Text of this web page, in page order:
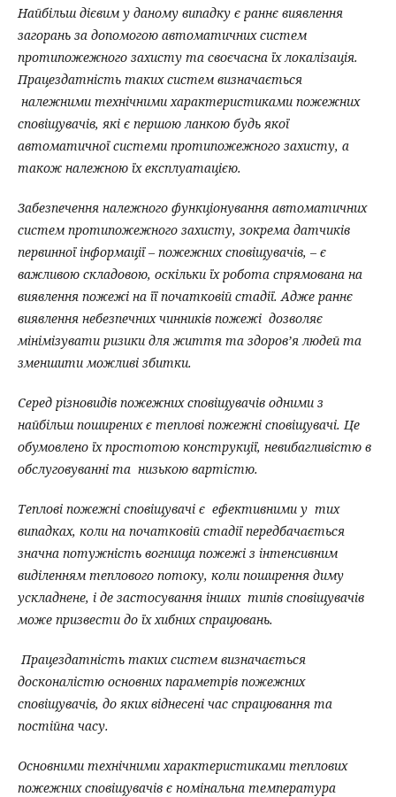
Найбільш дієвим у даному випадку є раннє виявлення
загорань за допомогою автоматичних систем
протипожежного захисту та своєчасна їх локалізація.
Працездатність таких систем визначається
належними технічними характеристиками пожежних
сповіщувачів, які є першою ланкою будь якої
автоматичної системи протипожежного захисту, а
також належною їх експлуатацією.
Забезпечення належного функціонування автоматичних
систем протипожежного захисту, зокрема датчиків
первинної інформації – пожежних сповіщувачів, – є
важливою складовою, оскільки їх робота спрямована на
виявлення пожежі на її початковій стадії. Адже раннє
виявлення небезпечних чинників пожежі дозволяє
мінімізувати ризики для життя та здоров’я людей та
зменшити можливі збитки.
Серед різновидів пожежних сповіщувачів одними з
найбільш поширених є теплові пожежні сповіщувачі. Це
обумовлено їх простотою конструкції, невибагливістю в
обслуговуванні та низькою вартістю.
Теплові пожежні сповіщувачі є ефективними у тих
випадках, коли на початковій стадії передбачається
значна потужність вогнища пожежі з інтенсивним
виділенням теплового потоку, коли поширення диму
ускладнене, і де застосування інших типів сповіщувачів
може призвести до їх хибних спрацювань.
Працездатність таких систем визначається
досконалістю основних параметрів пожежних
сповіщувачів, до яких віднесені час спрацювання та
постійна часу.
Основними технічними характеристиками теплових
пожежних сповіщувачів є номінальна температура